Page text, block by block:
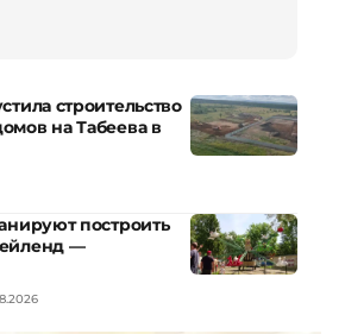
строительство
на Табеева в
построить
—